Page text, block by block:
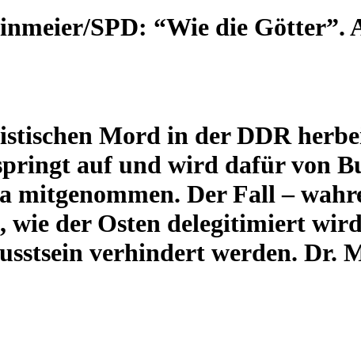
SPD: “Wie die Götter”.
Mord in der DDR
auf und wird dafür von
Der Fall –
der Osten delegitimiert
verhindert werden.